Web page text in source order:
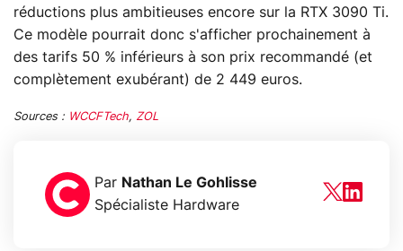
réductions plus ambitieuses encore sur la RTX 3090 Ti.
Ce modèle pourrait donc s'afficher prochainement à
des tarifs 50 % inférieurs à son prix recommandé (et
complètement exubérant) de 2 449 euros.
Sources : WCCFTech, ZOL
Par Nathan Le Gohlisse
Spécialiste Hardware